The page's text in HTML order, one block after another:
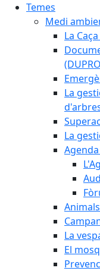
Temes
Medi
La
La
La
Agenda
La
El